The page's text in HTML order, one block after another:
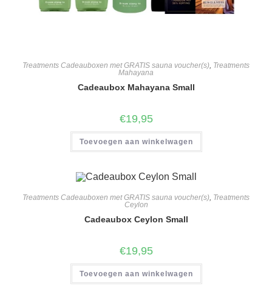
Treatments Cadeauboxen met GRATIS sauna voucher(s) Treatments
Mahayana
Cadeaubox Mahayana Small
€19,95
Toevoegen aan winkelwagen
Treatments Cadeauboxen met GRATIS sauna voucher(s) Treatments
Ceylon
Cadeaubox Ceylon Small
€19,95
Toevoegen aan winkelwagen